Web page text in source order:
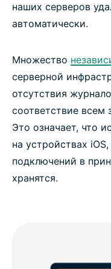
наших серверов
автоматически.
Множество
серверной
отсутствия
соответствие всем
Это означает, что
на устройствах
подключений в
хранятся.